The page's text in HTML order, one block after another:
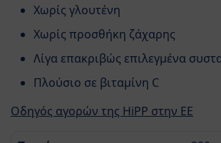
Χωρίς γλουτένη
Χωρίς προσθήκη ζάχαρης
Λίγα επακριβώς επιλεγμένα
Πλούσιο σε βιταμίνη C
Οδηγός αγορών της HiPP στην ΕΕ